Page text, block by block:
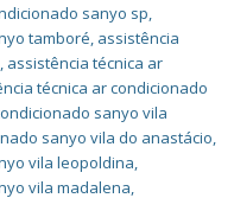
sanyo sp,
tamboré, assistência
, assistência técnica ar
técnica ar condicionado
sanyo vila
sanyo vila do anastácio,
vila leopoldina,
vila madalena,